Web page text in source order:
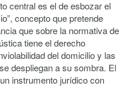
central es el de esbozar el
concepto que pretende
que sobre la normativa de
tiene el derecho
del domicilio y las
despliegan a su sombra. El
instrumento jurídico con